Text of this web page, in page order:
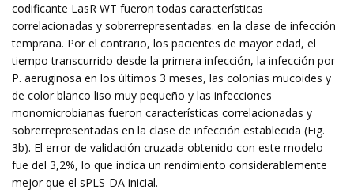
codificante LasR WT fueron todas características
correlacionadas y sobrerrepresentadas. en la clase de infección
temprana. Por el contrario, los pacientes de mayor edad, el
tiempo transcurrido desde la primera infección, la infección por
P. aeruginosa en los últimos 3 meses, las colonias mucoides y
de color blanco liso muy pequeño y las infecciones
monomicrobianas fueron características correlacionadas y
sobrerrepresentadas en la clase de infección establecida (Fig.
3b). El error de validación cruzada obtenido con este modelo
fue del 3,2%, lo que indica un rendimiento considerablemente
mejor que el sPLS-DA inicial.